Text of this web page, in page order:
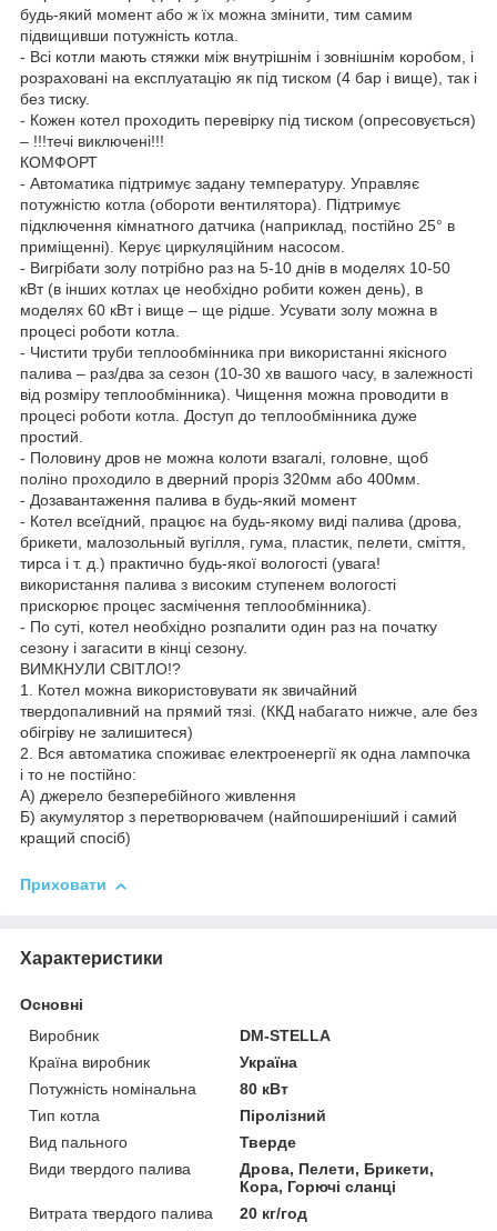
будь-який момент або ж їх можна змінити, тим самим
підвищивши потужність котла.
- Всі котли мають стяжки між внутрішнім і зовнішнім коробом, і
розраховані на експлуатацію як під тиском (4 бар і вище), так і
без тиску.
- Кожен котел проходить перевірку під тиском (опресовується)
– !!!течі виключені!!!
КОМФОРТ
- Автоматика підтримує задану температуру. Управляє
потужністю котла (обороти вентилятора). Підтримує
підключення кімнатного датчика (наприклад, постійно 25° в
приміщенні). Керує циркуляційним насосом.
- Вигрібати золу потрібно раз на 5-10 днів в моделях 10-50
кВт (в інших котлах це необхідно робити кожен день), в
моделях 60 кВт і вище – ще рідше. Усувати золу можна в
процесі роботи котла.
- Чистити труби теплообмінника при використанні якісного
палива – раз/два за сезон (10-30 хв вашого часу, в залежності
від розміру теплообмінника). Чищення можна проводити в
процесі роботи котла. Доступ до теплообмінника дуже
простий.
- Половину дров не можна колоти взагалі, головне, щоб
поліно проходило в дверний проріз 320мм або 400мм.
- Дозавантаження палива в будь-який момент
- Котел всеїдний, працює на будь-якому виді палива (дрова,
брикети, малозольный вугілля, гума, пластик, пелети, сміття,
тирса і т. д.) практично будь-якої вологості (увага!
використання палива з високим ступенем вологості
прискорює процес засмічення теплообмінника).
- По суті, котел необхідно розпалити один раз на початку
сезону і загасити в кінці сезону.
ВИМКНУЛИ СВІТЛО!?
1. Котел можна використовувати як звичайний
твердопаливний на прямий тязі. (ККД набагато нижче, але без
обігріву не залишитеся)
2. Вся автоматика споживає електроенергії як одна лампочка
і то не постійно:
А) джерело безперебійного живлення
Б) акумулятор з перетворювачем (найпоширеніший і самий
кращий спосіб)
Приховати
Характеристики
Основні
Виробник
DM-STELLA
Країна виробник
Україна
Потужність номінальна
80 кВт
Тип котла
Піролізний
Вид пального
Тверде
Види твердого палива
Дрова, Пелети, Брикети,
Кора, Горючі сланці
Витрата твердого палива
20 кг/год